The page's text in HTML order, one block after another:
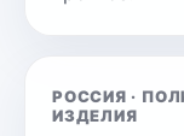
РОССИЯ ·
ИЗДЕЛИЯ